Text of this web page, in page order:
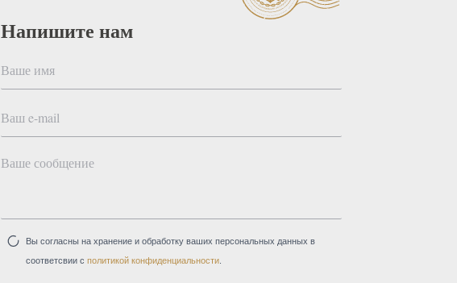
Напишите нам
Вы согласны на хранение и обработку ваших персональных данных в
соответсвии сполитикой конфиденциальности